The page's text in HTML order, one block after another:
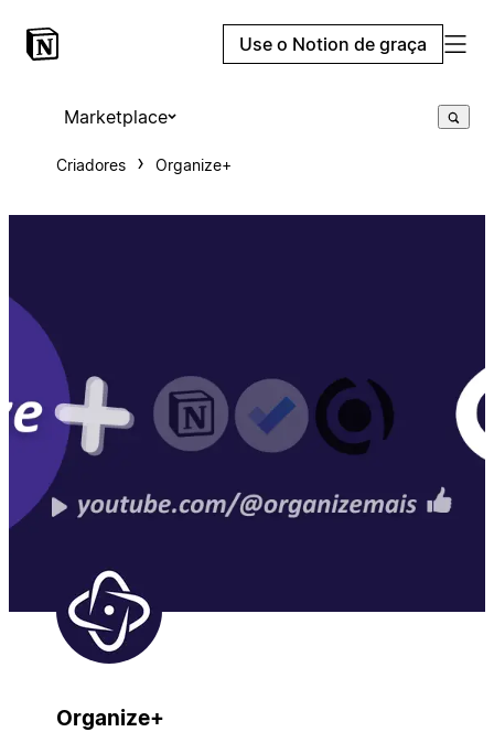
Use o Notion de graça
Marketplace
Criadores Organize+
Organize+